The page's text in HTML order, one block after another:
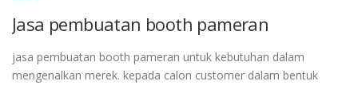
Jasa pembuatan booth pameran
jasa pembuatan booth pameran untuk kebutuhan dalam
mengenalkan merek. kepada calon customer dalam bentuk